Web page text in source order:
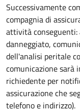
Successivamente
compagnia di
attività
danneggiato,
dell'analisi peritale
comunicazione sarà
richiedente per
assicurazione che
telefono e indirizzo).